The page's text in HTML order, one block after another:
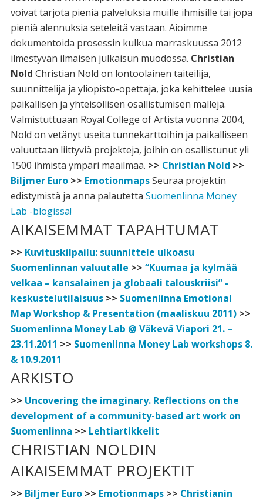
voivat tarjota pieniä palveluksia muille ihmisille tai jopa
pieniä alennuksia seteleitä vastaan. Aioimme
dokumentoida prosessin kulkua marraskuussa 2012
ilmestyvän ilmaisen julkaisun muodossa. Christian
Nold Christian Nold on lontoolainen taiteilija,
suunnittelija ja yliopisto-opettaja, joka kehittelee uusia
paikallisen ja yhteisöllisen osallistumisen malleja.
Valmistuttuaan Royal College of Artista vuonna 2004,
Nold on vetänyt useita tunnekarttoihin ja paikalliseen
valuuttaan liittyviä projekteja, joihin on osallistunut yli
1500 ihmistä ympäri maailmaa. >> Christian Nold >>
Biljmer Euro >> EmotionmapsSeuraa projektin
edistymistä ja anna palautetta Suomenlinna Money
Lab -blogissa!
AIKAISEMMAT TAPAHTUMAT
>> Kuvituskilpailu: suunnittele ulkoasu
Suomenlinnan valuutalle >> “Kuumaa ja kylmää
velkaa – kansalainen ja globaali talouskriisi” -
keskustelutilaisuus >> Suomenlinna Emotional
Map Workshop & Presentation (maaliskuu 2011) >>
Suomenlinna Money Lab @ Väkevä Viapori 21. –
23.11.2011 >> Suomenlinna Money Lab workshops 8.
& 10.9.2011
ARKISTO
>> Uncovering the imaginary. Reflections on the
development of a community-based art work on
Suomenlinna >> Lehtiartikkelit
CHRISTIAN NOLDIN
AIKAISEMMAT PROJEKTIT
>> Biljmer Euro >> Emotionmaps >> Christianin